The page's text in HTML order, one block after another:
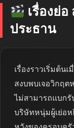
เรื่องย่
ประธาน
เรื่องราวเริ่มต้น
สงบพบเจอวิกฤ
ไม่สามารถแบก
บริษัทหนุ่มผู้เย่อ